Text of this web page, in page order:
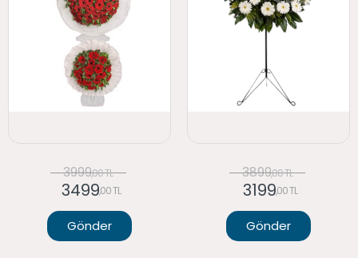
3999,00 TL
3499,00 TL
Gönder
3899,00 TL
3199,00 TL
Gönder